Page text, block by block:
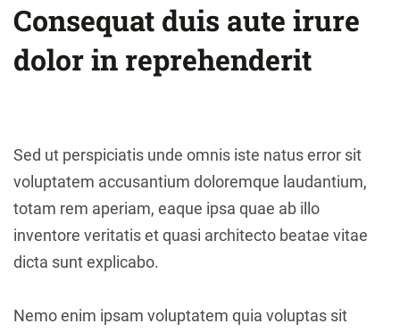
Consequat duis aute irure
dolor in reprehenderit
Sed ut perspiciatis unde omnis iste natus error sit
voluptatem accusantium doloremque laudantium,
totam rem aperiam, eaque ipsa quae ab illo
inventore veritatis et quasi architecto beatae vitae
dicta sunt explicabo.
Nemo enim ipsam voluptatem quia voluptas sit